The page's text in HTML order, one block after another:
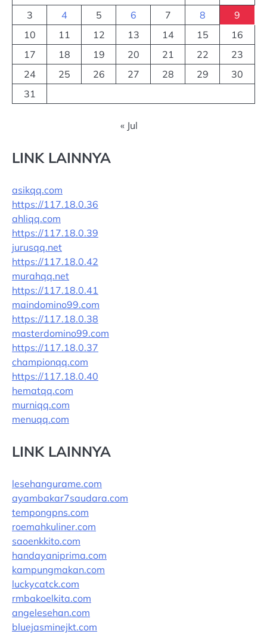
3
4 5 6 7 8
9
10
11 12 13 14 15
16
17
18 19 20 21 22
23
24
25 26 27 28 29
30
31
« Jul
LINK LAINNYA
asikqq.com
https://117.18.0.36
ahliqq.com
https://117.18.0.39
jurusqq.net
https://117.18.0.42
murahqq.net
https://117.18.0.41
maindomino99.com
https://117.18.0.38
masterdomino99.com
https://117.18.0.37
championqq.com
https://117.18.0.40
hematqq.com
murniqq.com
menuqq.com
LINK LAINNYA
lesehangurame.com
ayambakar7saudara.com
tempongpns.com
roemahkuliner.com
saoenkkito.com
handayaniprima.com
kampungmakan.com
luckycatck.com
rmbakoelkita.com
angelesehan.com
bluejasminejkt.com